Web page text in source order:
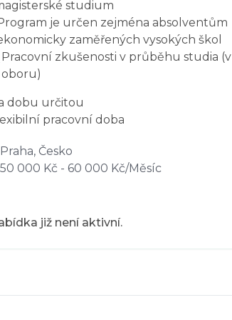
studium
je určen zejména absolventům
zaměřených vysokých škol
Pracovní zkušenosti v průběhu studia (v
oboru)
dobu určitou
pracovní doba
Praha, Česko
50 000 Kč - 60 000 Kč/Měsíc
již není aktivní.